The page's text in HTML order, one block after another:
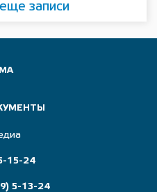
записи
15-24
5-13-24